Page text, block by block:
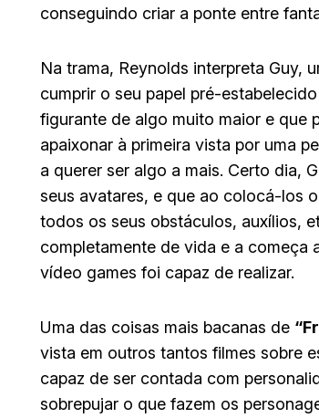
conseguindo criar a ponte entre
Na trama, Reynolds interpreta Guy,
cumprir o seu papel pré-
figurante de algo muito maior e que
apaixonar à primeira vista por uma
a querer ser algo a mais. Certo dia,
seus avatares, e que ao colocá-los
todos os seus obstáculos, auxílios,
completamente de vida e a começa
vídeo games foi capaz de realizar.
Uma das coisas mais bacanas de
vista em outros tantos filmes sobre
capaz de ser contada com
sobrepujar o que fazem os